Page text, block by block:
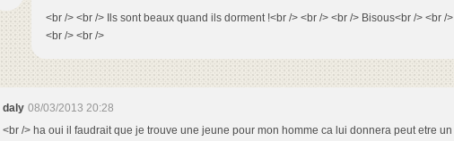
<br /> <br /> Ils sont beaux quand ils dorment !<br /> <br /> <br /> Bisous<br /> <br />
<br /> <br />
daly 08/03/2013 20:28
<br /> ha oui il faudrait que je trouve une jeune pour mon homme ca lui donnera peut etre un